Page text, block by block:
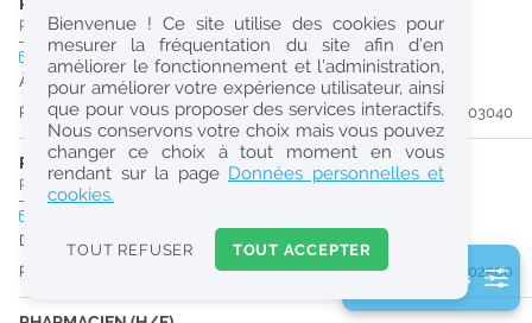
Réinitialiser
2
0
k
Consulter les offres de la France d'outre-mer
Pharmacie d'Officine|58240 Saint-Pierre-Le-Moûtier
temps partiel
À partir du 31/08/26
Publiée il y a 18 jour(s)
#203040
PRÉPARATEUR EN PHARMACIE (H/F)
Pharmacie d'Officine 03000 Moulins
Du 28/09/26 au 29/04/27
Publiée il y a 26 jour(s)
#202500
2 filtre(s) actifs
Bienvenue ! Ce site utilise des cookies pour
mesurer la fréquentation du site afin d’en
améliorer le fonctionnement et l’administration,
pour améliorer votre expérience utilisateur, ainsi
que pour vous proposer des services interactifs.
Nous conservons votre choix mais vous pouvez
changer ce choix à tout moment en vous
rendant sur la page Données personnelles et
cookies.
TOUT REFUSER TOUT ACCEPTER